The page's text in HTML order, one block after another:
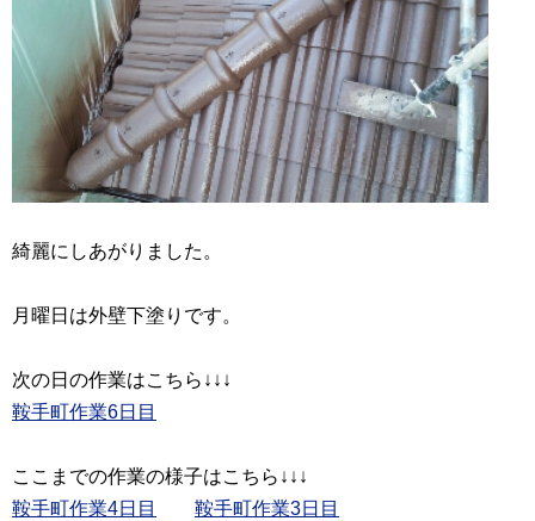
綺麗にしあがりました。
月曜日は外壁下塗りです。
鞍手町作業6日目
鞍手町作業4日目
鞍手町作業3日目